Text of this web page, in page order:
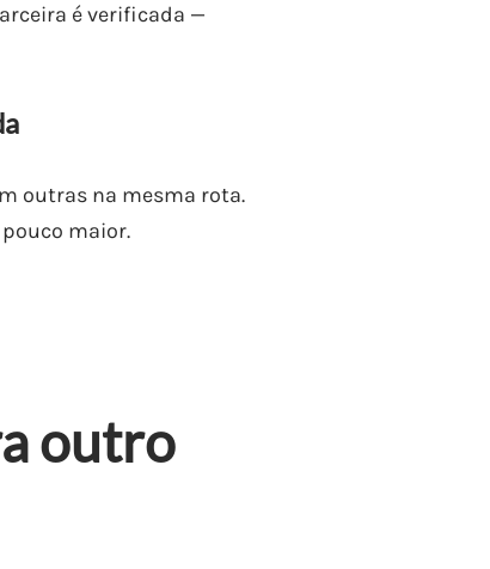
é verificada —
outras na mesma rota.
maior.
outro